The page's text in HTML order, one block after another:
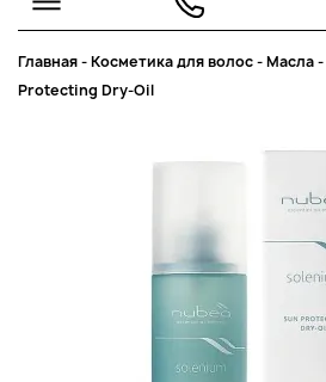
Главная-Косметика для волос-Масла-
Protecting Dry-Oil